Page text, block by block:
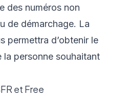
des numéros non
de démarchage. La
permettra d’obtenir le
la personne souhaitant
et Free